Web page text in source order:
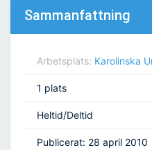
Sammanfattning
Arbetsplats: Karolinska
1 plats
Heltid/Deltid
Publicerat: 28 april 2010